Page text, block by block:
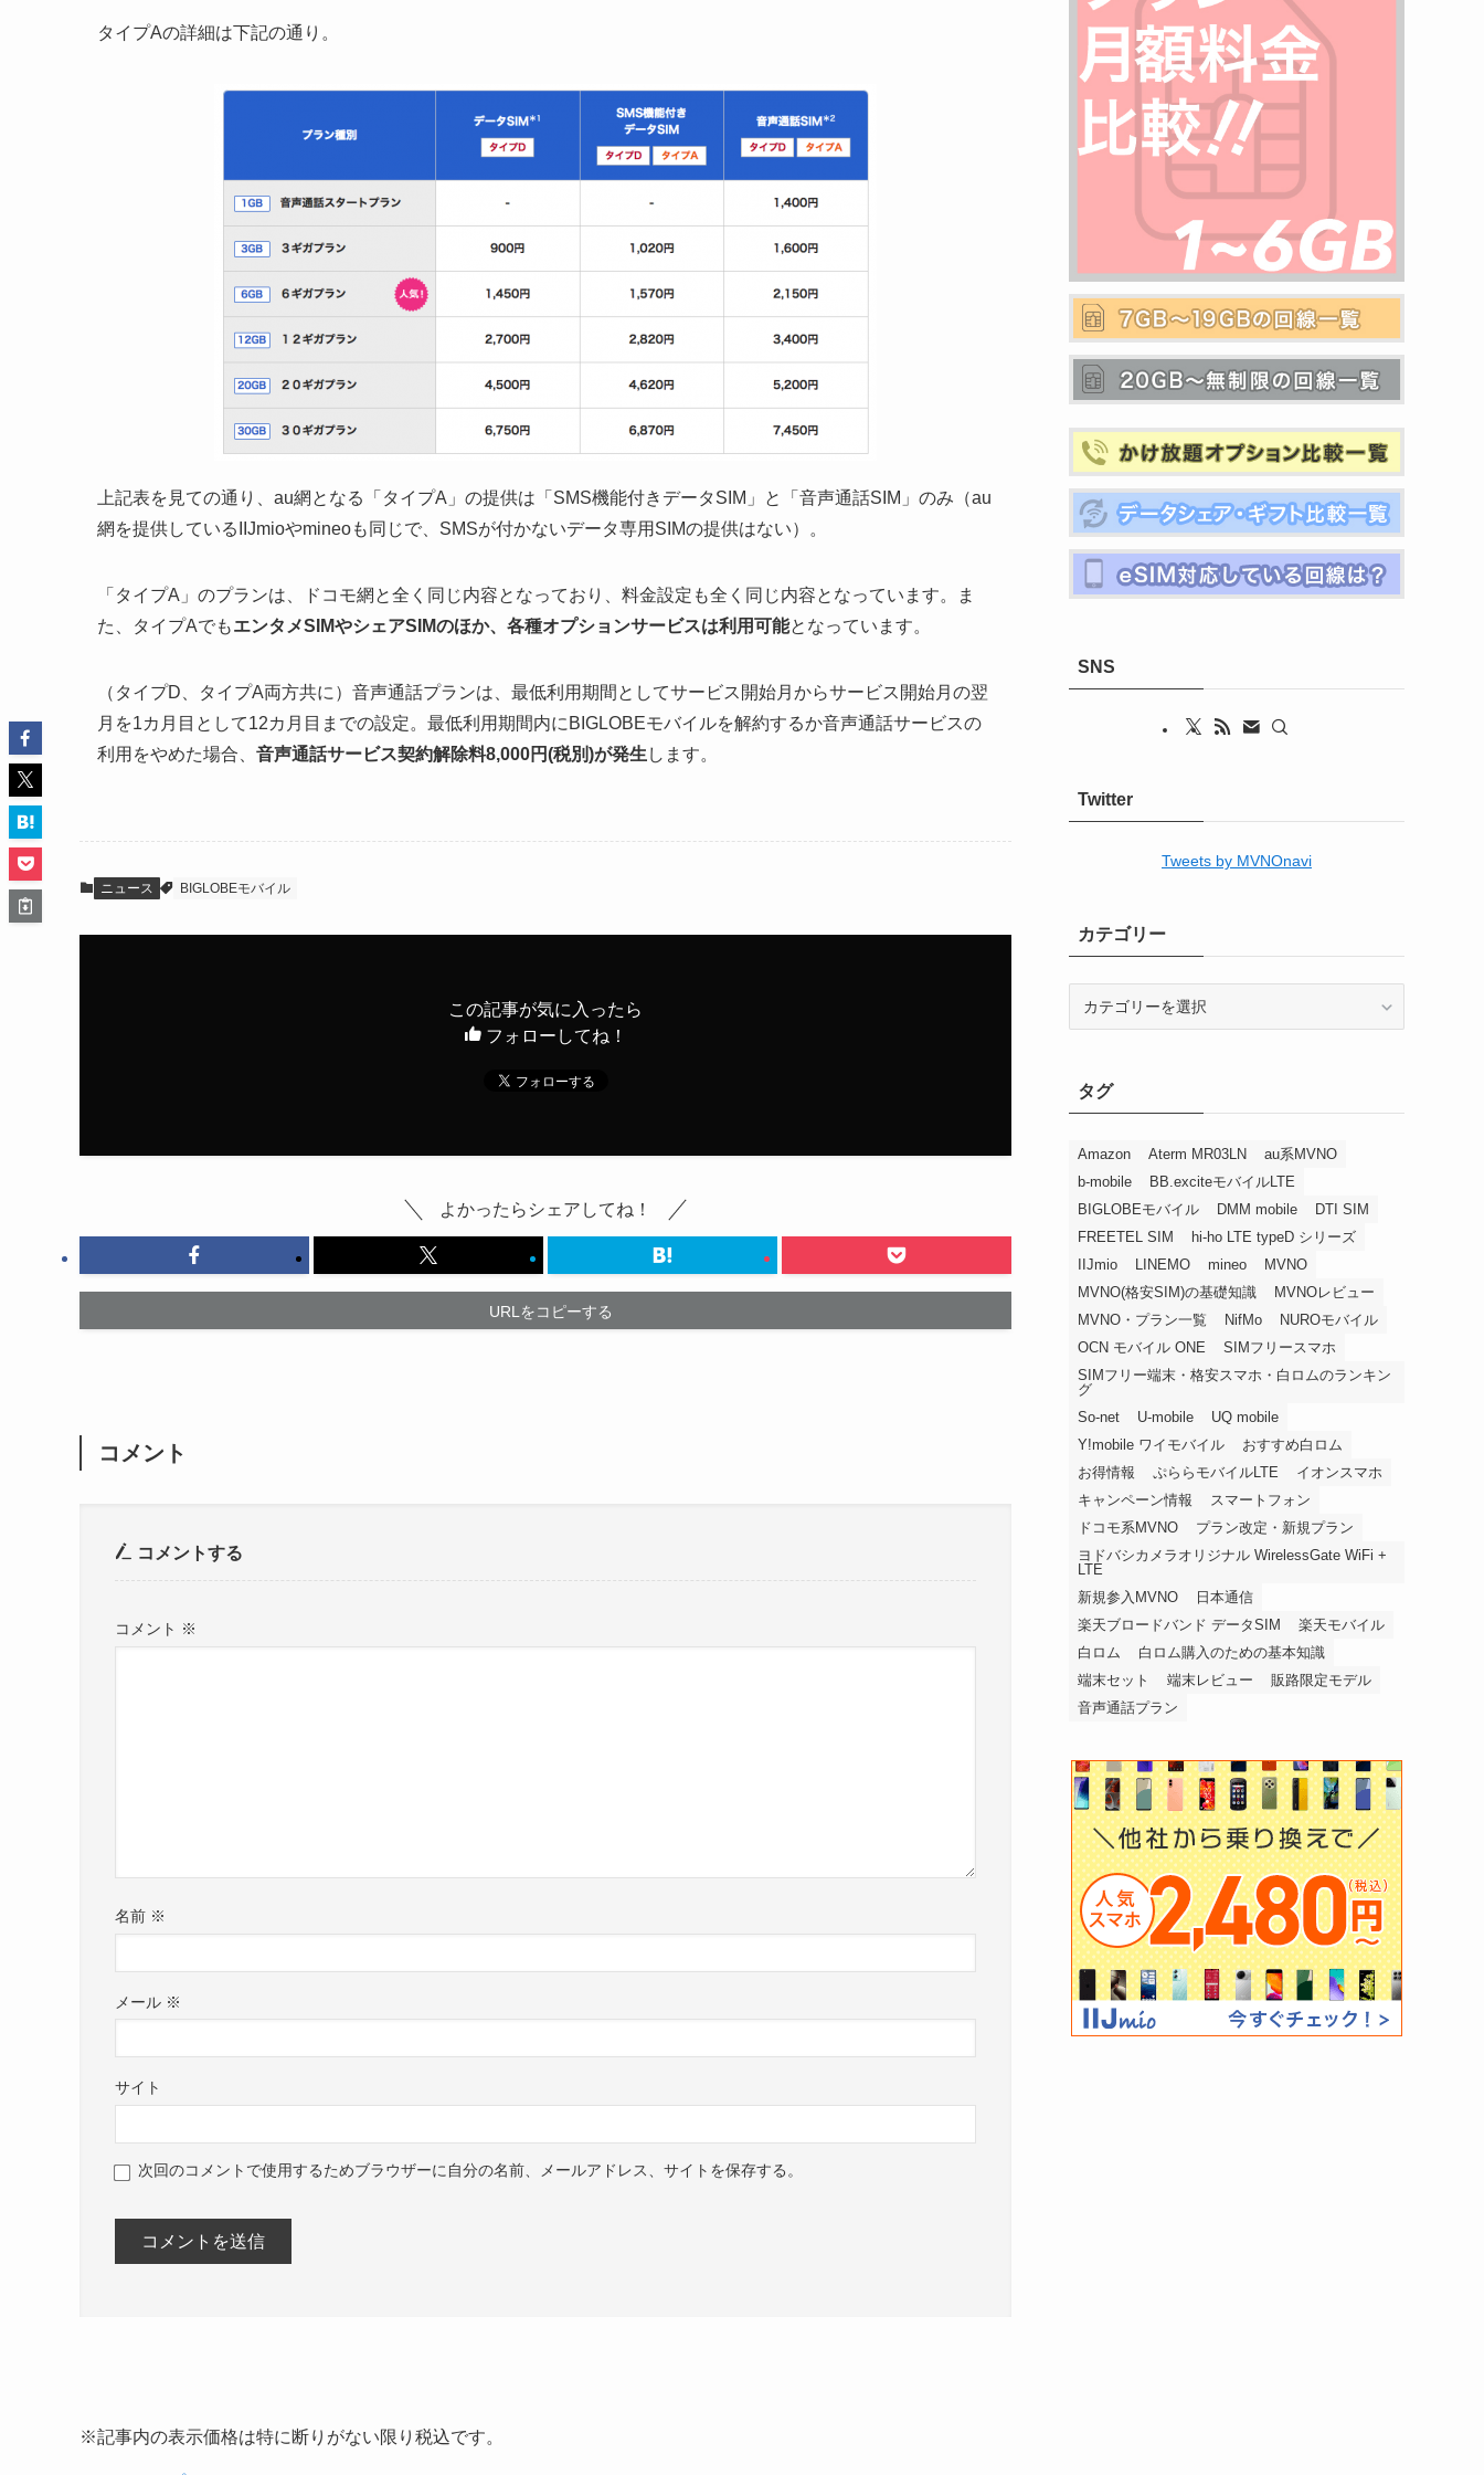
タイプAの詳細は下記の通り。
上記表を見ての通り、au網となる「タイプA」の提供は「SMS機能付きデータSIM」と「音声通話SIM」のみ（au
網を提供しているIIJmioやmineoも同じで、SMSが付かないデータ専用SIMの提供はない）。
「タイプA」のプランは、ドコモ網と全く同じ内容となっており、料金設定も全く同じ内容となっています。ま
た、タイプAでもエンタメSIMやシェアSIMのほか、各種オプションサービスは利用可能となっています。
（タイプD、タイプA両方共に）音声通話プランは、最低利用期間としてサービス開始月からサービス開始月の翌
月を1カ月目として12カ月目までの設定。最低利用期間内にBIGLOBEモバイルを解約するか音声通話サービスの
利用をやめた場合、 音声通話サービス契約解除料8,000円(税別)が発生 します。
ニュース BIGLOBEモバイル
この記事が気に入ったら
フォローしてね！
よかったらシェアしてね！
URLをコピーする
コメント
コメントする
コメント ※
名前 ※
メール ※
サイト
次回のコメントで使用するためブラウザーに自分の名前、メールアドレス、サイトを保存する。
SNS
Twitter
Tweets by MVNOnavi
カテゴリー
ータグ
Amazon Aterm MR03LN
au系MVNO
b-mobile
BB.exciteモバイルLTE
BIGLOBEモバイル
DMM mobile
DTI SIM
FREETEL SIM
hi-ho LTE typeD シリーズ
IIJmio
LINEMO mineo
MVNO
MVNO(格安SIM)の基礎知識
MVNOレビュー
MVNO・プラン一覧
NifMo
NUROモバイル
OCN モバイル ONE
SIMフリースマホ
SIMフリー端末・格安スマホ・白ロムのランキン
グ
So-net
U-mobile
UQ mobile
Y!mobile ワイモバイル
おすすめ白ロム
お得情報
ぷららモバイルLTE
イオンスマホ
キャンペーン情報
スマートフォン
ドコモ系MVNO
プラン改定・新規プラン
ヨドバシカメラオリジナル WirelessGate WiFi +
LTE
新規参入MVNO
日本通信
楽天ブロードバンド データSIM
楽天モバイル
白ロム
白ロム購入のための基本知識
端末セット
端末レビュー
販路限定モデル
音声通話プラン
※記事内の表示価格は特に断りがない限り税込です。